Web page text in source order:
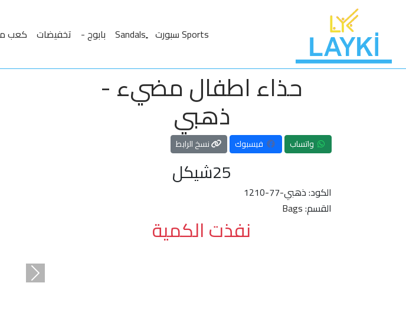
Sports سبورت بابوج - تخفيضات كعب
حذاء اطفال مضيء -
ذهبي
واتساب فيسبوك نسخ الرابط
25شيكل
الكود:1210-77-ذهبي
القسم:Bags
نفذت الكمية
السابق